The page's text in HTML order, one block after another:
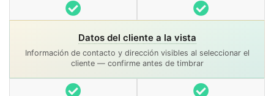
Incluido Incluido
Datos del cliente a la vista
Información de contacto y dirección visibles al seleccionar el
cliente — confirme antes de timbrar
Incluido Incluido